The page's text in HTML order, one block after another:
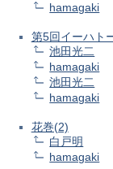
hamagaki
第5回イーハト
池田光二
hamagaki
池田光二
hamagaki
花巻(2)
白戸明
hamagaki